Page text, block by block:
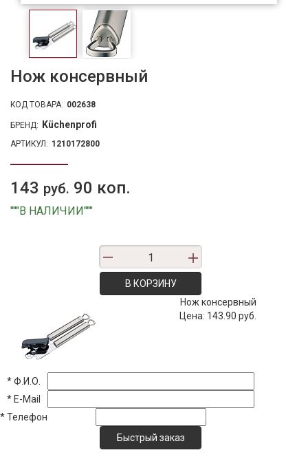
Нож консервный
КОД ТОВАРА: 002638
БРЕНД: Küchenprofi
АРТИКУЛ: 1210172800
143 руб. 90 коп.
"""В НАЛИЧИИ"""
В КОРЗИНУ
Нож консервный
Цена: 143.90 руб.
*Ф.И.О.
* E-Mail
*Телефон